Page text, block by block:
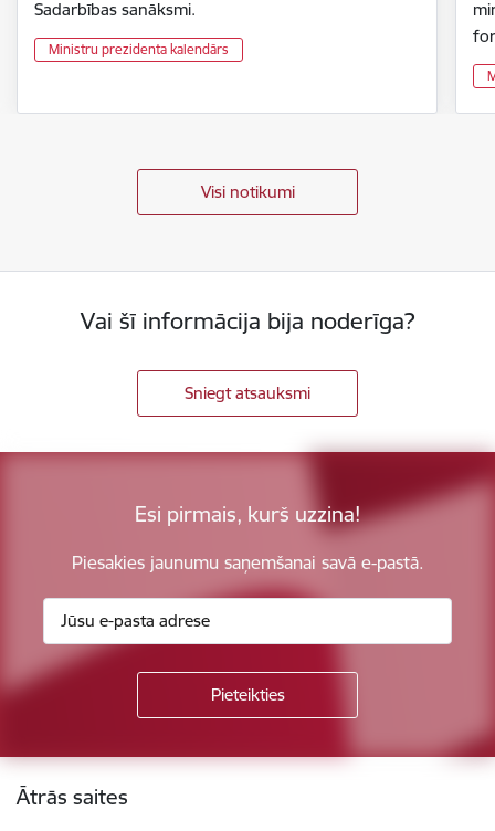
Sadarbības sanāksmi.
Ministru prezidenta kalendārs
Visi notikumi
Vai šī informācija bija noderīga?
Sniegt atsauksmi
Esi pirmais, kurš uzzina!
Piesakies jaunumu saņemšanai savā e-pastā.
Kājene
Ātrās saites